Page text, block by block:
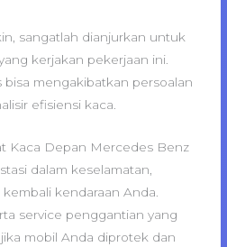
sangatlah dianjurkan untuk
kerjakan pekerjaan ini.
mengakibatkan persoalan
efisiensi kaca.
Kaca Depan Mercedes Benz
dalam keselamatan,
kendaraan Anda.
service penggantian yang
mobil Anda diprotek dan